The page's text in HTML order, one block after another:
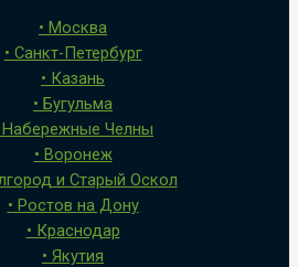
• Москва
• Санкт-Петербург
• Казань
• Бугульма
Набережные Челны
• Воронеж
и Старый Оскол
• Ростов на Дону
• Краснодар
• Якутия